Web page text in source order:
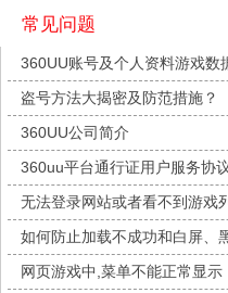
魔物迷宫
每日新服
今
城防三国志
每日新服
今
九梦仙域
每日新服
豌豆大作战
每日新服
今
灵魂序章
每日新服
今
冒险守护
每日新服
今
绝地苍穹
每日新服
今
常见问题
360UU账号及个人资料游戏数
盗号方法大揭密及防范措施？
360UU公司简介
360uu平台通行证用户服务协
的条款和条件
无法登录网站或者看不到游戏
决方法
如何防止加载不成功和白屏、
网页游戏中,菜单不能正常显示